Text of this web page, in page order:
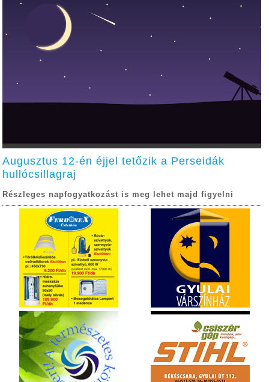
Augusztus 12-én éjjel tetőzik a Perseidák
hullócsillagraj
Részleges napfogyatkozást is meg lehet majd figyelni